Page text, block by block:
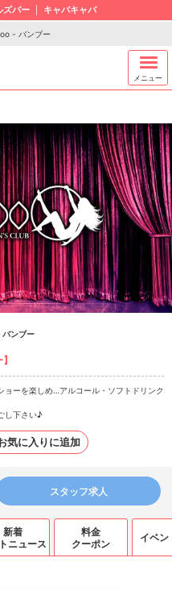
ズバー キャバキャバ
- バンブー
メニュー
バンブー
ョーを楽しめ…アルコール・ソフトドリンク
し下さい♪
気に入りに追加
スタッフ求人
新着
ニュース
料金
クーポン
イベン